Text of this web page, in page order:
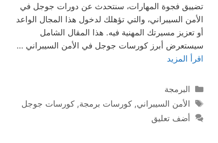
تضييق فجوة المهارات، سنتحدث عن دورات جوجل في
الأمن السيبراني، والتي تؤهلك لدخول هذا المجال الواعد
أو تعزيز مسيرتك المهنية فيه. هذا المقال الشامل
سيستعرض أبرز كورسات جوجل في الأمن السيبراني …
اقرأ المزيد
التصنيفات
البرمجة
الوسوم
الأمن السيبراني,كورسات برمجة,كورسات جوجل
أضف تعليق